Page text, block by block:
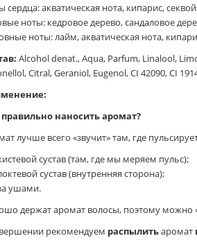
сердца: акватическая нота, кипарис,
ноты: кедровое дерево, сандаловое
ноты: лайм, акватическая нота,
Alcohol denat., Aqua, Parfum, Linalool,
Citral, Geraniol, Eugenol, CI 42090, CI
наносить аромат?
лучше всего «звучит» там, где
сустав (там, где мы меряем пульс);
сустав (внутренняя сторона);
ушами.
держат аромат волосы, поэтому можно
рекомендуем распылитьаромат